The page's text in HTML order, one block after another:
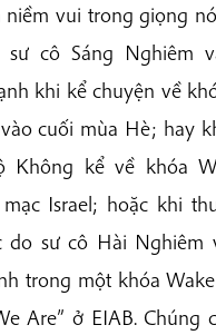
niềm vui trong giọng
sư cô Sáng Nghiêm
khi kể chuyện về
cuối mùa Hè; hay
Không kể về khóa
Israel; hoặc khi
do sư cô Hài Nghiêm
trong một khóa
Are” ở EIAB. Chúng